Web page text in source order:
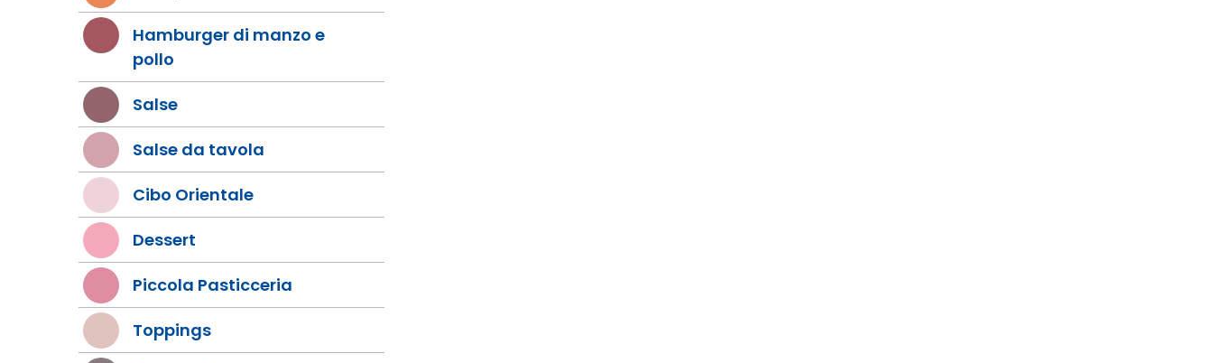
Hamburger di manzo e
pollo
Salse
Salse da tavola
Cibo Orientale
Dessert
Piccola Pasticceria
Toppings